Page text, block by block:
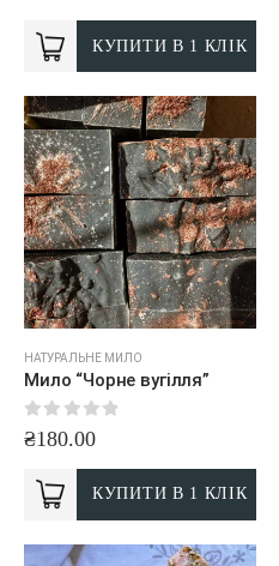
КУПИТИ В 1 КЛІК
НАТУРАЛЬНЕ МИЛО
Мило “Чорне вугілля”
0out of 5
₴180.00
КУПИТИ В 1 КЛІК